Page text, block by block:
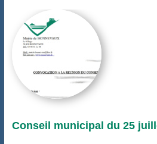
Conseil municipal du 25